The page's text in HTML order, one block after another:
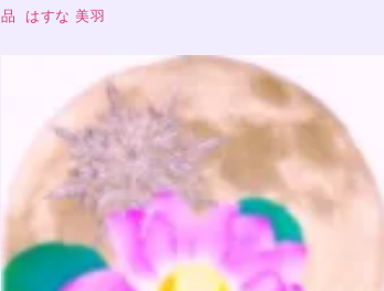
品
はすな 美羽